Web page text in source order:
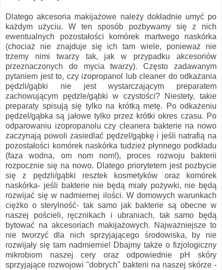
Dlatego akcesoria makijażowe należy dokładnie umyć po
każdym użyciu. W ten sposób pozbywamy się z nich
ewentualnych pozostałości komórek martwego naskórka
(chociaż nie znajduje się ich tam wiele, ponieważ nie
trzemy nimi twarzy tak, jak w przypadku akcesoriów
przeznaczonych do mycia twarzy). Często zadawanym
pytaniem jest to, czy izopropanol lub cleaner do odkażania
pędzli/gąbki nie jest wystarczającym preparatem
zachowującym pędzle/gąbki w czystości? Niestety, takie
preparaty spisują się tylko na krótką metę. Po odkażeniu
pędzel/gąbka są jałowe tylko przez krótki okres czasu. Po
odparowaniu izopropanolu czy cleanera bakterie na nowo
zaczynają powoli zasiedlać pędzel/gąbkę i jeśli natrafią na
pozostałości komórek naskórka tudzież płynnego podkładu
(faza wodna, om nom nom!), proces rozwoju bakterii
rozpocznie się na nowo. Dlatego priorytetem jest pozbycie
się z pędzli/gąbki resztek kosmetyków oraz komórek
naskórka- jeśli bakterie nie będą miały pożywki, nie będą
rozwijać się w nadmiernej ilości. W domowych warunkach
ciężko o sterylność- tak samo jak bakterie są obecne w
naszej pościeli, ręcznikach i ubraniach, tak samo będą
bytować na akcesoriach makijażowych. Najważniejsze to
nie tworzyć dla nich sprzyjającego środowiska, by nie
rozwijały się tam nadmiernie! Dbajmy także o fizjologiczny
mikrobiom naszej cery oraz odpowiednie pH skóry
sprzyjające rozwojowi "dobrych" bakterii na naszej skórze -